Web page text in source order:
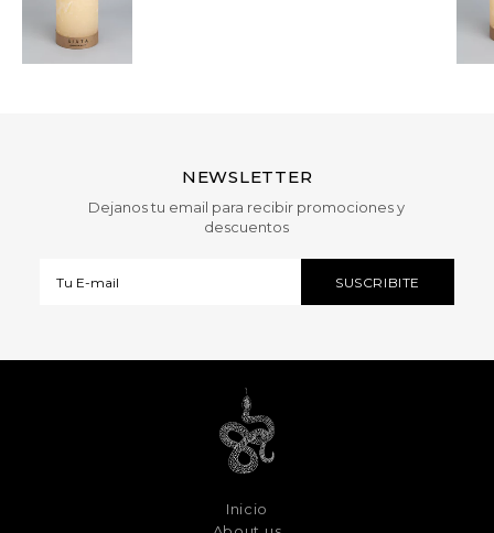
NEWSLETTER
Dejanos tu email para recibir promociones y
descuentos
Inicio